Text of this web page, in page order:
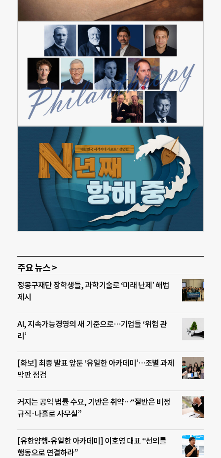
주요 뉴스 >
정몽구재단 장학생들, 과학기술로 ‘미래 난제’ 해법
제시
AI, 지속가능경영의 새 기준으로…기업들 ‘위험 관
리’
[화보] 최종 발표 앞둔 ‘유일한 아카데미’…조별 과제
막판 점검
커지는 공익 법률 수요, 기반은 취약…“절반은 비정
규직·나홀로 사무실”
[유한양행-유일한 아카데미] 이호영 대표 “선의를
행동으로 연결하라”